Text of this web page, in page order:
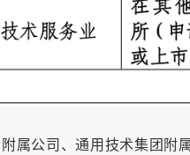
属公司、通用技术集团附